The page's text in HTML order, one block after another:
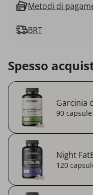
Metodi di
BRT
Spesso
Garcinia
90 capsule
Night
120